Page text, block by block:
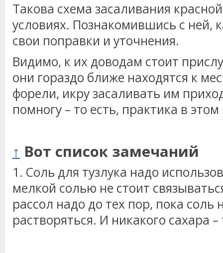
Такова схема засаливания
условиях. Познакомившись с ней,
свои поправки и уточнения.
Видимо, к их доводам стоит
они гораздо ближе находятся к
форели, икру засаливать им
помногу – то есть, практика в
↑ Вот список замечаний
1. Соль для тузлука надо
мелкой солью не стоит
рассол надо до тех пор, пока соль
растворяться. И никакого сахара